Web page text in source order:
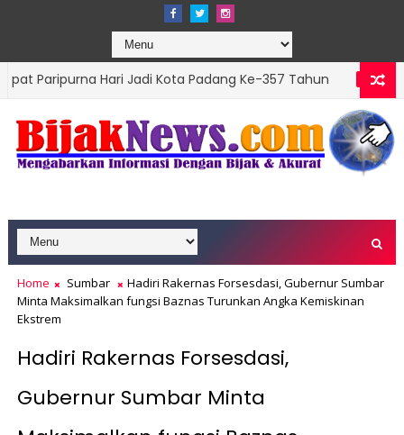
Hari Jadi Kota Padang Ke-357 Tahun ADVERTORIAL
Home Sumbar
Hadiri Rakernas Forsesdasi, Gubernur Sumbar
Minta Maksimalkan fungsi Baznas Turunkan Angka Kemiskinan
Ekstrem
Hadiri Rakernas Forsesdasi,
Gubernur Sumbar Minta